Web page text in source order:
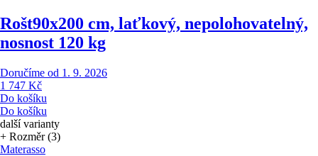
Rošt90x200 cm, laťkový, nepolohovatelný,
nosnost 120 kg
Doručíme od 1. 9. 2026
1 747 Kč
Do košíku
Do košíku
další varianty
+ Rozměr (3)
Materasso